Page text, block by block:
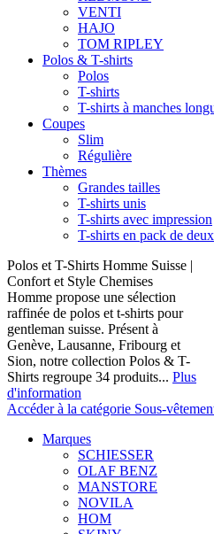
VENTI
HAJO
TOM RIPLEY
Polos & T-shirts
Polos
T-shirts
T-shirts à manches
Coupes
Slim
Régulière
Thèmes
Grandes tailles
T-shirts unis
T-shirts avec impression
T-shirts en pack de deux
Polos et T-Shirts Homme Suisse |
Confort et Style Chemises
Homme propose une sélection
raffinée de polos et t-shirts pour
gentleman suisse. Présent à
Genève, Lausanne, Fribourg et
Sion, notre collection Polos & T-
Shirts regroupe 34 produits... Plus
d'information
Accéder à la catégorie Sous-
Marques
SCHIESSER
OLAF BENZ
MANSTORE
NOVILA
HOM